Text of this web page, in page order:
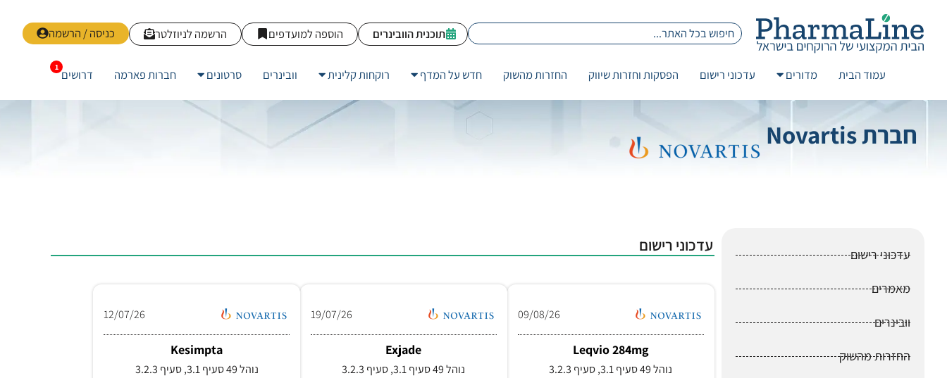
כניסה / הרשמה הרשמה לניוזלטר הוספה למועדפים תוכנית הוובינרים
עמוד הבית מדורים עדכוני רישום הפסקות וחזרות שיווק החזרות מהשוק חדש על המדף רוקחות קלינית וובינרים סרטונים חברות פארמה דרושים
חברת Novartis
עדכוני רישום
מאמרים
וובינרים
החזרות מהשוק
עדכוני רישום
09/08/26
Leqvio 284mg
נוהל 49 סעיף 3.1, סעיף 3.2.3
19/07/26
Exjade
נוהל 49 סעיף 3.1, סעיף 3.2.3
12/07/26
Kesimpta
נוהל 49 סעיף 3.1, סעיף 3.2.3